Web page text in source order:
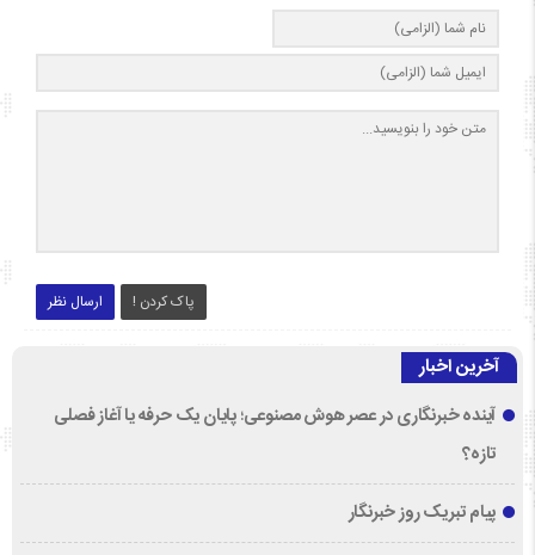
ارسال نظر پاک کردن !
آخرین اخبار
آینده خبرنگاری در عصر هوش مصنوعی؛ پایان یک حرفه یا آغاز فصلی
تازه؟
پیام تبریک روز خبرنگار